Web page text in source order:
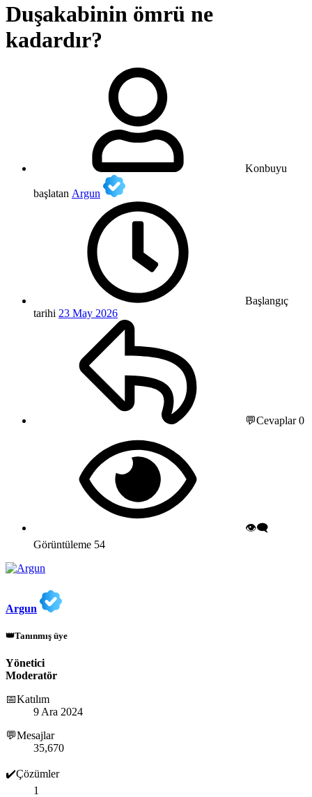
Duşakabinin ömrü ne
kadardır?
Konbuyu
başlatan Argun
Başlangıç
tarihi 23 May 2026
💬Cevaplar0
👁️‍🗨️
Görüntüleme 54
Argun
👑Tanınmış üye
Yönetici
Moderatör
📅Katılım
9 Ara 2024
💬Mesajlar
35,670
✔️Çözümler
1